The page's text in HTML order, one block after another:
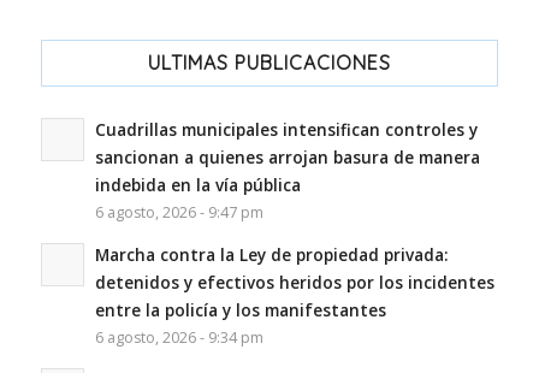
ULTIMAS PUBLICACIONES
Cuadrillas municipales intensifican controles y
sancionan a quienes arrojan basura de manera
indebida en la vía pública
6 agosto, 2026 - 9:47 pm
Marcha contra la Ley de propiedad privada:
detenidos y efectivos heridos por los incidentes
entre la policía y los manifestantes
6 agosto, 2026 - 9:34 pm